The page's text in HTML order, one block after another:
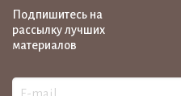
Подпишитесь на
рассылку лучших
материалов